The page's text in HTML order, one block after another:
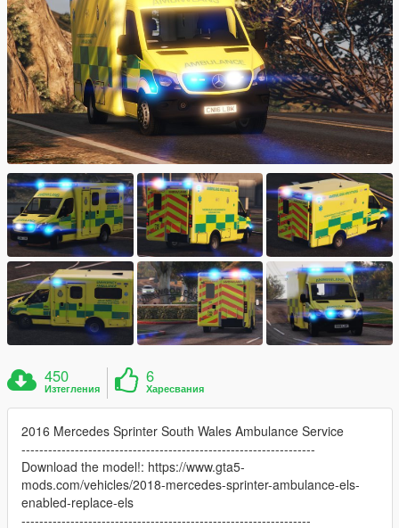
450
Изтегления
6
Харесвания
2016 Mercedes Sprinter South Wales Ambulance Service
------------------------------------------------------------------
Download the model!: https://www.gta5-
mods.com/vehicles/2018-mercedes-sprinter-ambulance-els-
enabled-replace-els
-----------------------------------------------------------------